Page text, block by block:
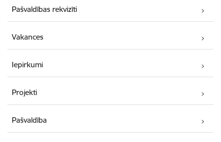
Pašvaldības rekvizīti
Vakances
Iepirkumi
Projekti
Pašvaldība